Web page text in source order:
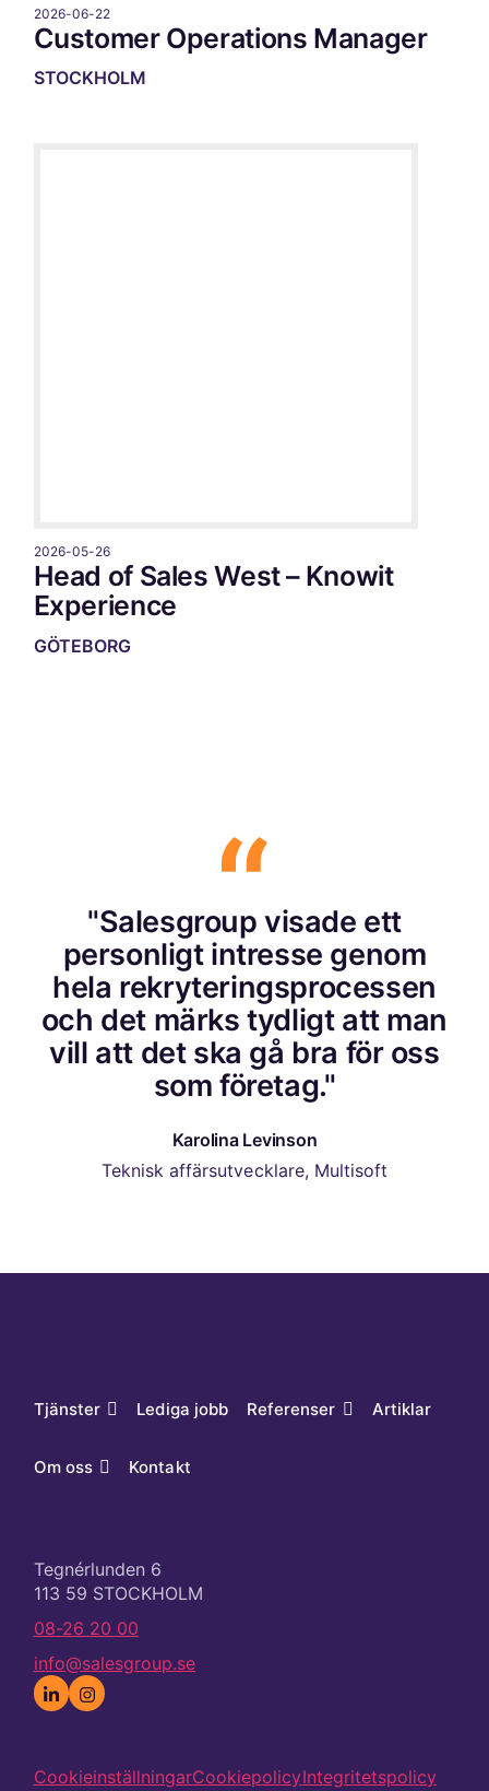
2026-06-22
Customer Operations Manager
STOCKHOLM
2026-05-26
Head of Sales West – Knowit
Experience
GÖTEBORG
"Salesgroup visade ett
personligt intresse genom
hela rekryteringsprocessen
och det märks tydligt att man
vill att det ska gå bra för oss
som företag."
Karolina Levinson
Teknisk affärsutvecklare, Multisoft
Tjänster Lediga jobb Referenser Artiklar
Om oss Kontakt
Tegnérlunden 6
113 59 STOCKHOLM
08-26 20 00
info@salesgroup.se
CookieinställningarCookiepolicyIntegritetspolicy